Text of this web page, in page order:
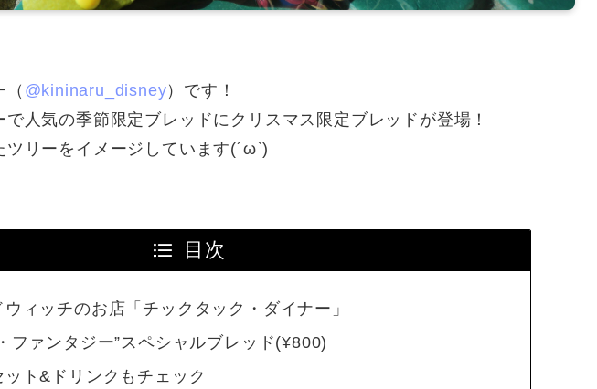
（ @kininaru_disney）です！
人気の季節限定ブレッドにクリスマス限定ブレッドが登場！
ツリーをイメージしています(´ω`)
目次
ィッチのお店「チックタック・ダイナー」
ファンタジー”スペシャルブレッド(¥800)
ト&ドリンクもチェック